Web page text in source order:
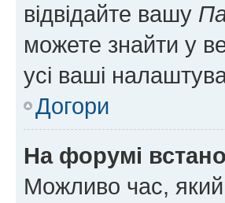
відвідайте вашу
можете знайти у
усі ваші
Догори
На форумі
Можливо час, який